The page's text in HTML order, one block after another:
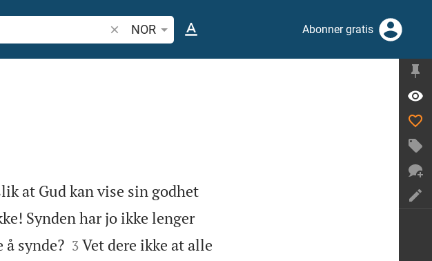
Søk bibelvers eller ord
NOR Abonner gratis
at Gud kan vise sin godhet
Synden har jo ikke lenger
synde?
3 Vet dere ikke at alle